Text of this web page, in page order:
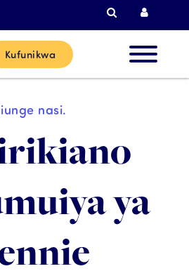
Tafutiza
Kufunikwa
Wateja
Sasa
nasi.
ya